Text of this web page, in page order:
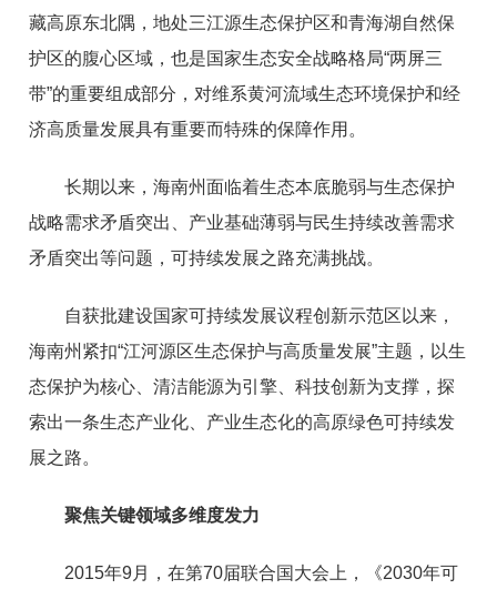
藏高原东北隅，地处三江源生态保护区和青海湖自然保
护区的腹心区域，也是国家生态安全战略格局“两屏三
带”的重要组成部分，对维系黄河流域生态环境保护和经
济高质量发展具有重要而特殊的保障作用。
长期以来，海南州面临着生态本底脆弱与生态保护
战略需求矛盾突出、产业基础薄弱与民生持续改善需求
矛盾突出等问题，可持续发展之路充满挑战。
自获批建设国家可持续发展议程创新示范区以来，
海南州紧扣“江河源区生态保护与高质量发展”主题，以生
态保护为核心、清洁能源为引擎、科技创新为支撑，探
索出一条生态产业化、产业生态化的高原绿色可持续发
展之路。
聚焦关键领域多维度发力
2015年9月，在第70届联合国大会上，《2030年可